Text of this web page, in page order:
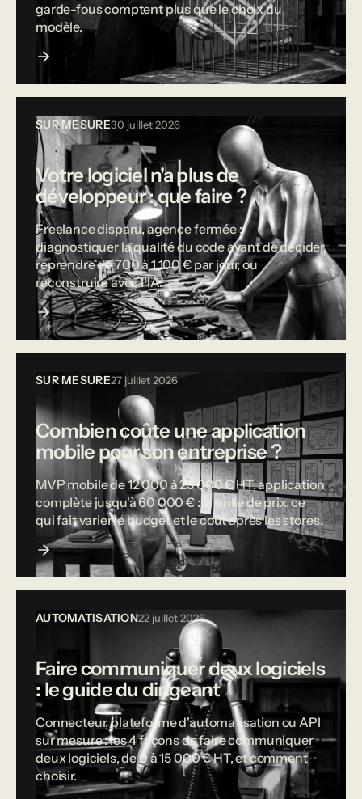
garde-fous comptent plus que le choix du
modèle.
SUR MESURE30 juillet 2026
Votre logiciel n'a plus de
développeur : que faire ?
Freelance disparu, agence fermée :
diagnostiquer la qualité du code avant de décider,
reprendre de 700 à 1 100 € par jour, ou
reconstruire avec l'IA.
SUR MESURE27 juillet 2026
Combien coûte une application
mobile pour son entreprise ?
MVP mobile de 12 000 à 25 000 € HT, application
complète jusqu'à 60 000 € : la grille de prix, ce
qui fait varier le budget et le coût après les stores.
AUTOMATISATION22 juillet 2026
Faire communiquer deux logiciels
: le guide du dirigeant
Connecteur, plateforme d'automatisation ou API
sur mesure : les 4 façons de faire communiquer
deux logiciels, de 0 à 15 000 € HT, et comment
choisir.